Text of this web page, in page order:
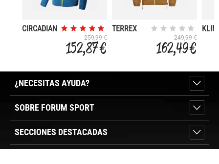
CIRCADIAN
259,99 €
152,87 €
TERREX
249,99 €
162,49 €
¿NECESITAS AYUDA?
SOBRE FORUM SPORT
SECCIONES DESTACADAS